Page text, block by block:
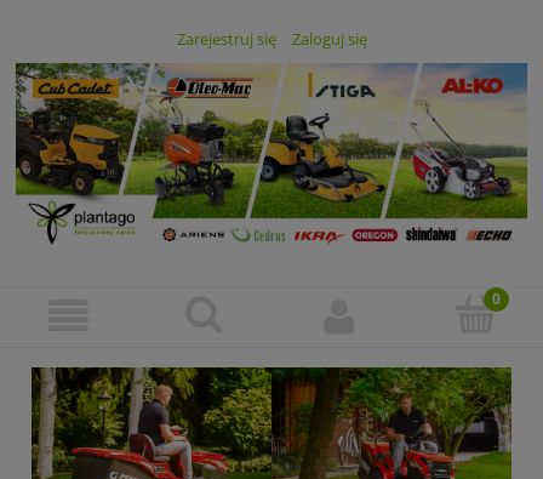
Zarejestruj się Zaloguj się